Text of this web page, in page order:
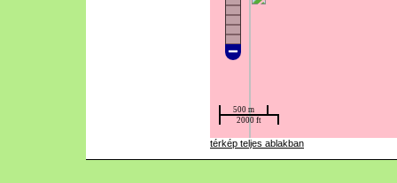
térkép teljes ablakban